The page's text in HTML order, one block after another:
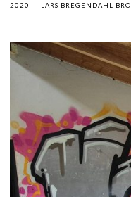
2020 | LARS BREGENDAHL BRO